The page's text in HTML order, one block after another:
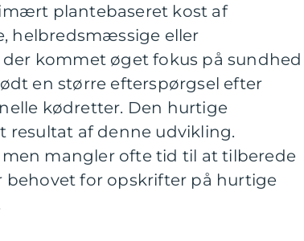
plantebaseret kost af
helbredsmæssige eller
kommet øget fokus på sundhed
en større efterspørgsel efter
kødretter. Den hurtige
resultat af denne udvikling.
mangler ofte tid til at tilberede
behovet for opskrifter på hurtige